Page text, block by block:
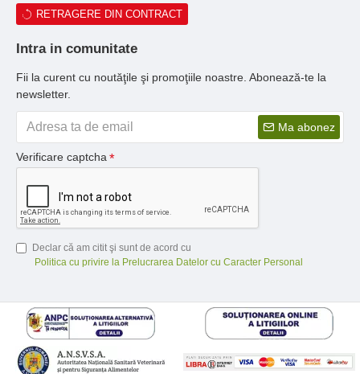
RETRAGERE DIN CONTRACT
Intra in comunitate
Fii la curent cu noutăţile şi promoţiile noastre. Abonează-te la
newsletter.
Ma abonez
Verificare captcha
Declar că am citit şi sunt de acord cu
Politica cu privire la Prelucrarea Datelor cu Caracter Personal